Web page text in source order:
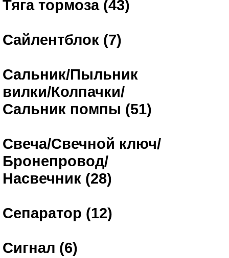
Тяга тормоза (43)
Сайлентблок (7)
Сальник/Пыльник
вилки/Колпачки/
Сальник помпы (51)
Свеча/Свечной ключ/
Бронепровод/
Насвечник (28)
Сепаратор (12)
Сигнал (6)